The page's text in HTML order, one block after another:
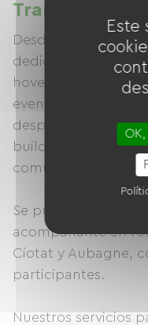
Transportador
Desde 2015, Azur
dedicada al
hoverboards, así
eventos para
despedidas de
building en
comunitarias.
Se pueden alquilar
acompañante en
Ciotat y Aubagne,
participantes.
Nuestros servicios
Este